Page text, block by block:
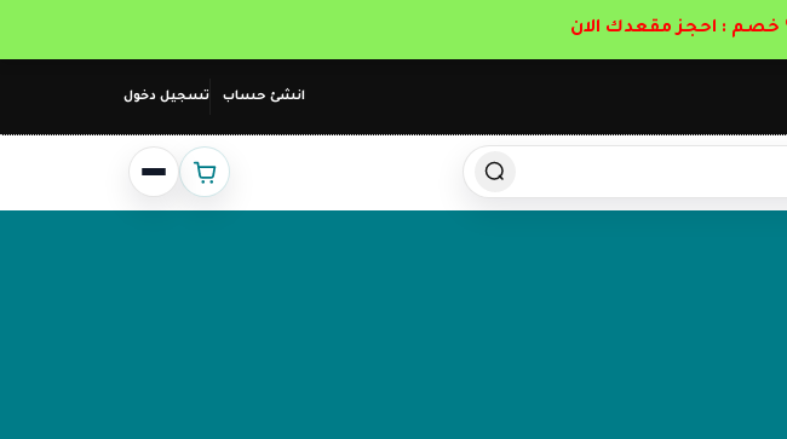
انشئ حساب تسجيل دخول